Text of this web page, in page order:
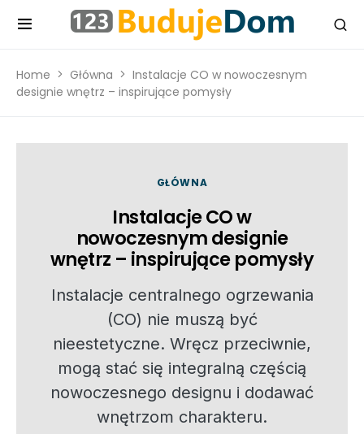
Home Główna
Instalacje CO w nowoczesnym
designie wnętrz – inspirujące pomysły
GŁÓWNA
Instalacje CO w
nowoczesnym designie
wnętrz – inspirujące pomysły
Instalacje centralnego ogrzewania
(CO) nie muszą być
nieestetyczne. Wręcz przeciwnie,
mogą stać się integralną częścią
nowoczesnego designu i dodawać
wnętrzom charakteru.